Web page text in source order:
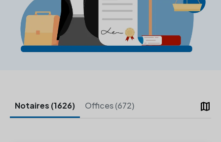
map
Notaires (1626) Offices (672)